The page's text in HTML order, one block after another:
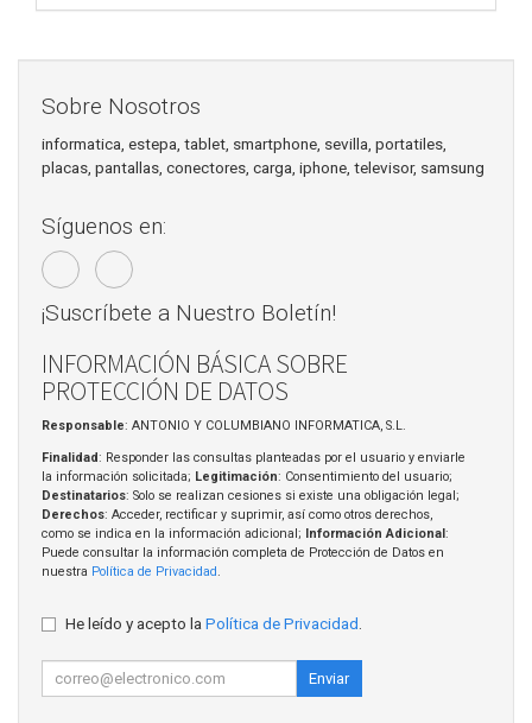
Sobre Nosotros
informatica, estepa, tablet, smartphone, sevilla, portatiles,
placas, pantallas, conectores, carga, iphone, televisor, samsung
Síguenos en:
¡Suscríbete a Nuestro Boletín!
INFORMACIÓN BÁSICA SOBRE
PROTECCIÓN DE DATOS
Responsable: ANTONIO Y COLUMBIANO INFORMATICA, S.L.
Finalidad: Responder las consultas planteadas por el usuario y enviarle
la información solicitada; Legitimación: Consentimiento del usuario;
Destinatarios: Solo se realizan cesiones si existe una obligación legal;
Derechos: Acceder, rectificar y suprimir, así como otros derechos,
como se indica en la información adicional; Información Adicional:
Puede consultar la información completa de Protección de Datos en
nuestra Política de Privacidad.
He leído y acepto la Política de Privacidad
Enviar